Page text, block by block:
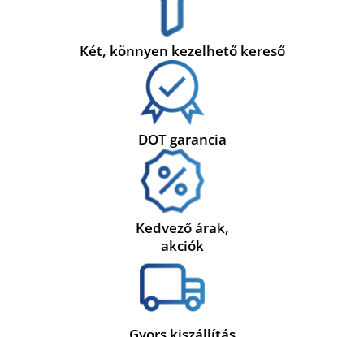
Két, könnyen kezelhető kereső
DOT garancia
Kedvező árak,
akciók